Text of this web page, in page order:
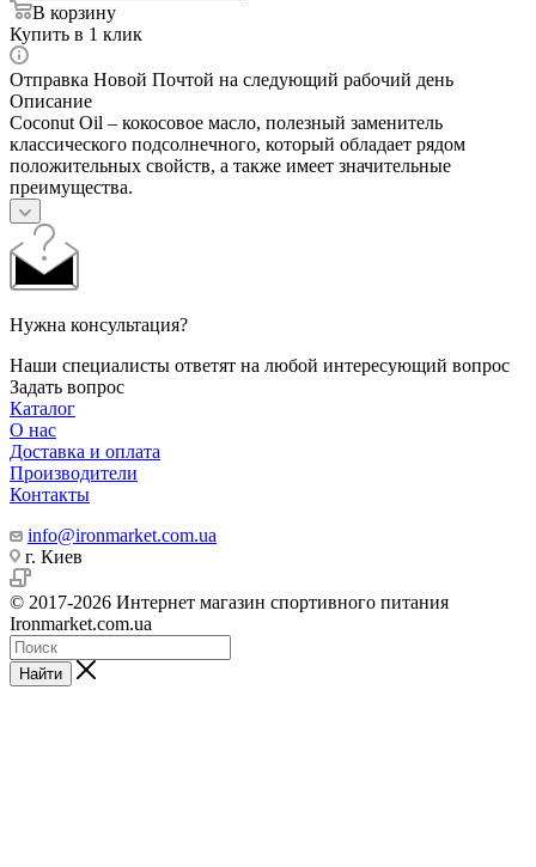
В корзину
Купить в 1 клик
Отправка Новой Почтой на следующий рабочий день
Описание
Coconut Oil – кокосовое масло, полезный заменитель
классического подсолнечного, который обладает рядом
положительных свойств, а также имеет значительные
преимущества.
Нужна консультация?
Наши специалисты ответят на любой интересующий вопрос
Задать вопрос
Каталог
О нас
Доставка и оплата
Производители
Контакты
info@ironmarket.com.ua
г. Киев
© 2017-2026 Интернет магазин спортивного питания
Ironmarket.com.ua
Найти